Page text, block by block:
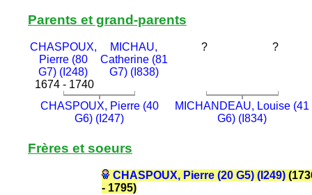
Parents et grand-parents
CHASPOUX,
Pierre (80
G7) (I248)
1674 - 1740
MICHAU,
Catherine (81
G7) (I838)
? ?
CHASPOUX, Pierre (40
G6) (I247)
MICHANDEAU, Louise (41
G6) (I834)
Frères et soeurs
CHASPOUX, Pierre (20 G5) (I249)
- 1795)